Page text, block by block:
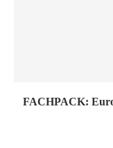
FACHPACK: